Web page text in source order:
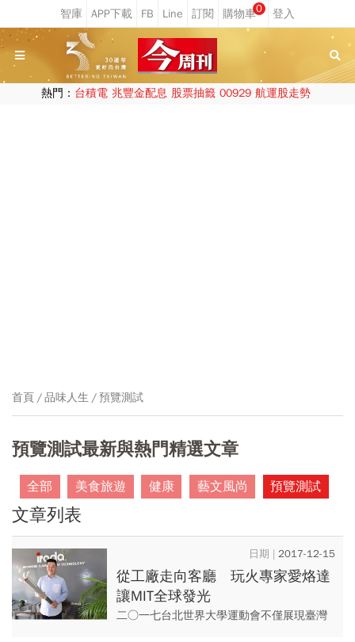
0
熱門： 台積電 兆豐金配息 股票抽籤 00929 航運股走勢
首頁 品味人生 預覽測試
預覽測試最新與熱門精選文章
全部 美食旅遊 健康 藝文風尚 預覽測試
文章列表
2017-12-15
從工廠走向客廳 玩火專家愛烙達
讓MIT全球發光
二○一七台北世界大學運動會不僅展現臺灣